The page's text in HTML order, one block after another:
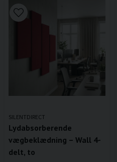
SILENTDIRECT
Lydabsorberende
vægbeklædning – Wall 4-
delt, to